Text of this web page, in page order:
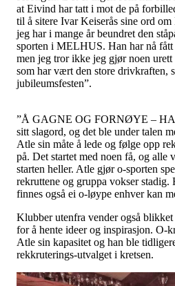
at Eivind har tatt i mot de på
til å sitere Ivar Keiserås sine ord
jeg har i mange år beundret den
sporten i MELHUS. Han har nå
men jeg tror ikke jeg gjør noen
som har vært den store drivkraften,
jubileumsfesten”.
”Å GAGNE OG FORNØYE –
sitt slagord, og det ble under talen
Atle sin måte å lede og følge opp
på. Det startet med noen få, og
starten heller. Atle gjør o-sporten
rekruttene og gruppa vokser stadig.
finnes også ei o-løype enhver kan
Klubber utenfra vender også
for å hente ideer og inspirasjon. O-
Atle sin kapasitet og han ble
rekkruterings-utvalget i kretsen.